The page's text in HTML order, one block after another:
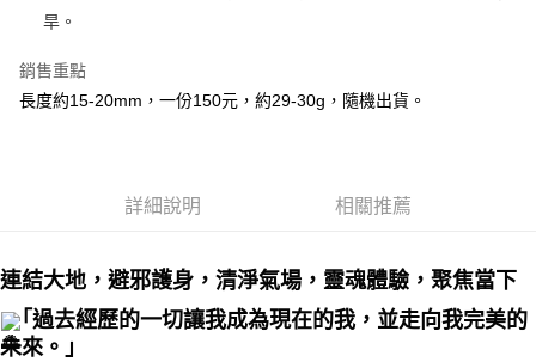
運送方式
全家取貨付款
每筆NT$80，滿NT$3,000(含以上)免運費
賣家宅配幫您送（台灣）
郵局幫你送（離島）
每筆NT$80，滿NT$3,000(含以上)免運費
旱。
銷售重點
長度約15-20mm，一份150元，約29-30g，隨機出貨。
詳細說明 相關推薦
連結大地，避邪護身，清淨氣場，靈魂體驗，聚焦當下
｢過去經歷的一切讓我成為現在的我，並走向我完美的
未來。｣